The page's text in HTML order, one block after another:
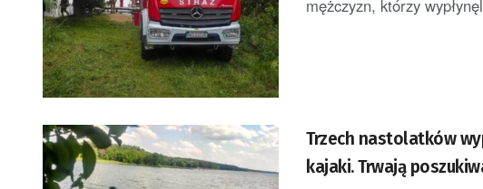
mężczyzn, którzy
Trzech nastolatków
kajaki. Trwają